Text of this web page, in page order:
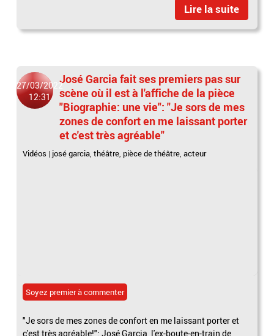
Lire la suite
27/03/2022
12:31
José Garcia fait ses premiers pas sur
scène où il est à l'affiche de la pièce
"Biographie: une vie": "Je sors de mes
zones de confort en me laissant porter
et c'est très agréable"
Vidéos | josé garcia,théâtre, pièce de théâtre,acteur
Soyez premier à commenter
"Je sors de mes zones de confort en me laissant porter et
c'est très agréable!": José Garcia, l'ex-boute-en-train de